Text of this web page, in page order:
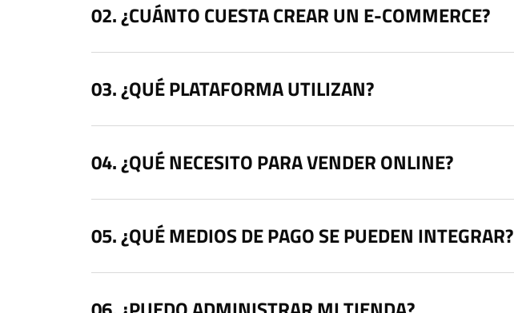
¿CUÁNTO CUESTA CREAR UN E-COMMERCE?
¿QUÉ PLATAFORMA UTILIZAN?
¿QUÉ NECESITO PARA VENDER ONLINE?
¿QUÉ MEDIOS DE PAGO SE PUEDEN INTEGRAR?